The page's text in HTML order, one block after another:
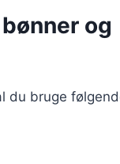
og
du bruge